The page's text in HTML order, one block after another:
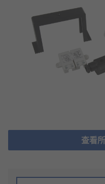
查看